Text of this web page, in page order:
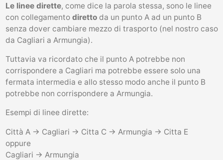
Le linee dirette, come dice la parola stessa, sono le linee
con collegamento direttoda un punto A ad un punto B
senza dover cambiare mezzo di trasporto (nel nostro caso
da Cagliari a Armungia).
Tuttavia va ricordato che il punto A potrebbe non
corrispondere a Cagliari ma potrebbe essere solo una
fermata intermedia e allo stesso modo anche il punto B
potrebbe non corrispondere a Armungia.
Esempi di linee dirette:
Città A -> Cagliari -> Citta C -> Armungia -> Citta E
oppure
Cagliari -> Armungia